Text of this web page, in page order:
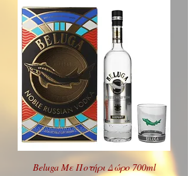
Beluga Με Ποτήρι Δώρο 700ml